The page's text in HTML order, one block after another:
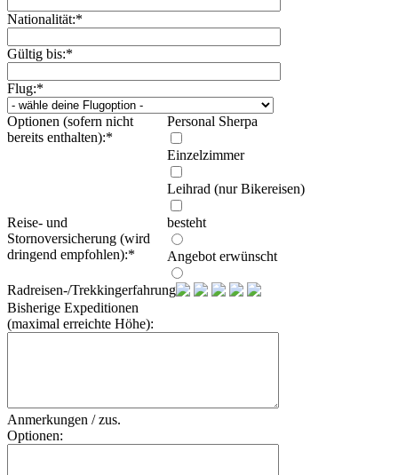
Nationalität:*
Gültig bis:*
Flug:*
Optionen (sofern nicht
bereits enthalten):*
Personal Sherpa
Einzelzimmer
Leihrad (nur Bikereisen)
Reise- und
Stornoversicherung (wird
dringend empfohlen):*
besteht
Angebot erwünscht
Radreisen-/Trekkingerfahrung:
Bisherige Expeditionen
(maximal erreichte Höhe):
Anmerkungen / zus.
Optionen: